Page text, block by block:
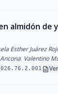
almidón de
Esther Juárez
, Valentino
description